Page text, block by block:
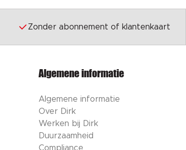
Zonder abonnement of klantenkaart
Algemene informatie
Algemene informatie
Over Dirk
Werken bij Dirk
Duurzaamheid
Compliance